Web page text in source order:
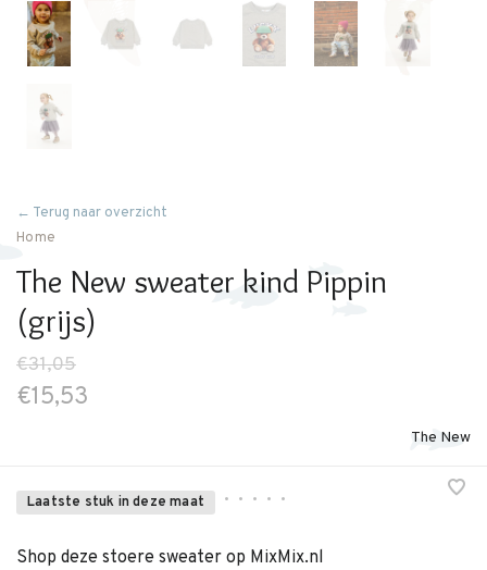
← Terug naar overzicht
Home
The New sweater kind Pippin
(grijs)
€31,05
€15,53
The New
Laatste stuk in deze maat • • • • •
Shop deze stoere sweater op MixMix.nl